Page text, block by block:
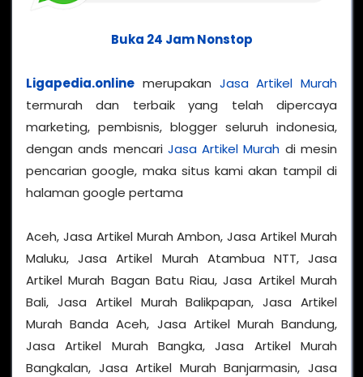
Buka 24 Jam Nonstop
Ligapedia.online merupakan Jasa Artikel Murah
termurah dan terbaik yang telah dipercaya
marketing, pembisnis, blogger seluruh indonesia,
dengan ands mencari Jasa Artikel Murah di mesin
pencarian google, maka situs kami akan tampil di
halaman google pertama
Aceh, Jasa Artikel Murah Ambon, Jasa Artikel Murah
Maluku, Jasa Artikel Murah Atambua NTT, Jasa
Artikel Murah Bagan Batu Riau, Jasa Artikel Murah
Bali, Jasa Artikel Murah Balikpapan, Jasa Artikel
Murah Banda Aceh, Jasa Artikel Murah Bandung,
Jasa Artikel Murah Bangka, Jasa Artikel Murah
Bangkalan, Jasa Artikel Murah Banjarmasin, Jasa